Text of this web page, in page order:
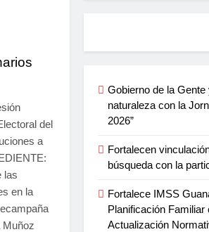
del
a
las
en la
Muñoz
Gobierno de la
naturaleza con la
2026”
Fortalecen
búsqueda con la
Fortalece IMSS
Planificación Familiar
Actualización